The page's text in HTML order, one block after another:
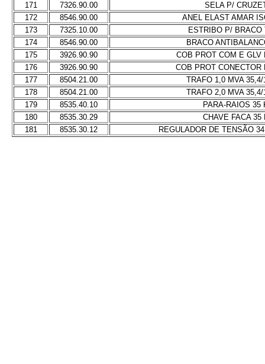
171
7326.90.00
SELA P/
172
8546.90.00
ANEL ELAST AMAR
173
7325.10.00
ESTRIBO P/ BRACO
174
8546.90.00
BRACO
175
3926.90.90
COB PROT COM E GLV
176
3926.90.90
COB PROT CONECTOR
177
8504.21.00
TRAFO 1,0 MVA
178
8504.21.00
TRAFO 2,0 MVA
179
8535.40.10
PARA-RAIOS 35
180
8535.30.29
CHAVE FACA 35
181
8535.30.12 REGULADOR DE TENSÃO